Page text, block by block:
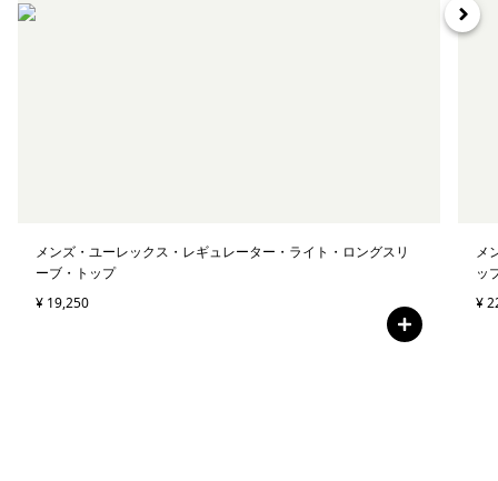
メンズ・ユーレックス・レギュレーター・ライト・ロングスリ
ーブ・トップ
¥ 19,250
メ
ッ
¥